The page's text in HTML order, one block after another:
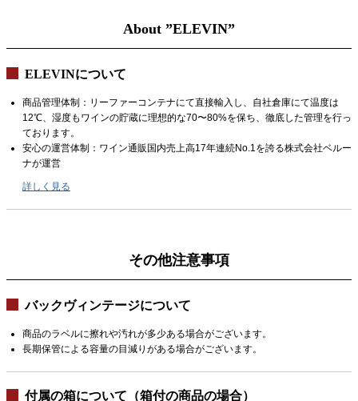
About ”ELEVIN”
ELEVINについて
商品管理体制：リーファーコンテナにて直接輸入し、自社倉庫にて温度は
12℃、湿度もワインの貯蔵に理想的な70〜80%を保ち、徹底した管理を行っ
ております。
安心の運営体制：ワイン通販国内売上高17年連続No.1を誇る株式会社ベルー
ナが運営
詳しく見る
その他注意事項
バックヴィンテージについて
商品のラベルに擦れや汚れが多少ある場合がございます。
長期保管による容量の目減りがある場合がございます。
付属の箱について（箱付の商品の場合）